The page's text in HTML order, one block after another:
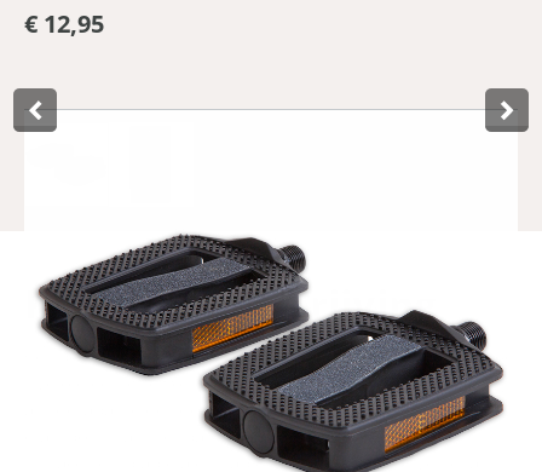
€ 12,95
Product­omschrijving
Ces pédales Lynx noires pour vélo de ville et de randonnée
/ vélo électrique sont dotées d'une double couche
antidérapante des deux côtés. La pédale est dotée de
crampons hauts et bas sur le bord extérieur et d'une
surface semblable à du sable (aspect papier de verre) au